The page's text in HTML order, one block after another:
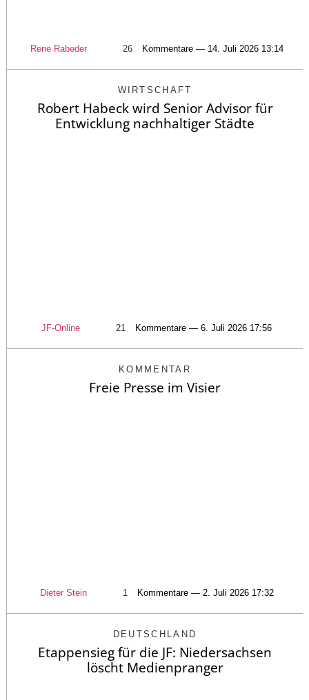
Rene Rabeder 26 Kommentare — 14. Juli 2026 13:14
WIRTSCHAFT
Robert Habeck wird Senior Advisor für
Entwicklung nachhaltiger Städte
JF-Online 21 Kommentare — 6. Juli 2026 17:56
KOMMENTAR
Freie Presse im Visier
Dieter Stein 1 Kommentare — 2. Juli 2026 17:32
DEUTSCHLAND
Etappensieg für die JF: Niedersachsen
löscht Medienpranger